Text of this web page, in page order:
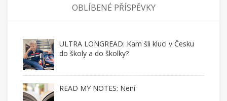
OBLÍBENÉ PŘÍSPĚVKY
ULTRA LONGREAD: Kam šli kluci v Česku
do školy a do školky?
READ MY NOTES: Není